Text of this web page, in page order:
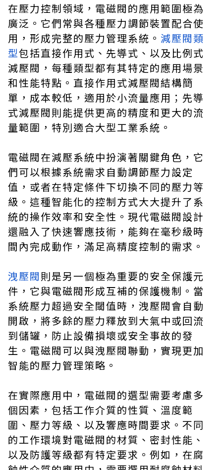
在壓力控制領域，電磁閥的應用範圍極為
廣泛。它們常與各種壓力調節裝置配合使
用，形成完整的壓力管理系統。 減壓閥類
型包括直接作用式、先導式、以及比例式
減壓閥，每種類型都有其特定的應用場景
和性能特點。直接作用式減壓閥結構簡
單，成本較低，適用於小流量應用；先導
式減壓閥則能提供更高的精度和更大的流
量範圍，特別適合大型工業系統。
電磁閥在減壓系統中扮演著關鍵角色，它
們可以根據系統需求自動調節壓力設定
值，或者在特定條件下切換不同的壓力等
級。這種智能化的控制方式大大提升了系
統的操作效率和安全性。現代電磁閥設計
還融入了快速響應技術，能夠在毫秒級時
間內完成動作，滿足高精度控制的需求。
洩壓閥 則是另一個極為重要的安全保護元
件，它與電磁閥形成互補的保護機制。當
系統壓力超過安全閾值時，洩壓閥會自動
開啟，將多餘的壓力釋放到大氣中或回流
到儲罐，防止設備損壞或安全事故的發
生。電磁閥可以與洩壓閥聯動，實現更加
智能的壓力管理策略。
在實際應用中，電磁閥的選型需要考慮多
個因素，包括工作介質的性質、溫度範
圍、壓力等級、以及響應時間要求。不同
的工作環境對電磁閥的材質、密封性能、
以及防護等級都有特定要求。例如，在腐